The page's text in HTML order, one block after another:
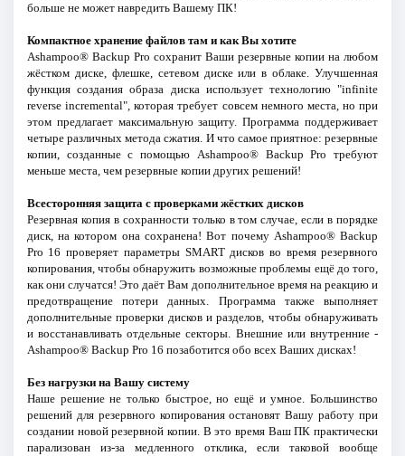
больше не может навредить Вашему ПК!
Компактное хранение файлов там и как Вы хотите
Ashampoo® Backup Pro сохранит Ваши резервные копии на любом
жёстком диске, флешке, сетевом диске или в облаке. Улучшенная
функция создания образа диска использует технологию "infinite
reverse incremental", которая требует совсем немного места, но при
этом предлагает максимальную защиту. Программа поддерживает
четыре различных метода сжатия. И что самое приятное: резервные
копии, созданные с помощью Ashampoo® Backup Pro требуют
меньше места, чем резервные копии других решений!
Всесторонняя защита с проверками жёстких дисков
Резервная копия в сохранности только в том случае, если в порядке
диск, на котором она сохранена! Вот почему Ashampoo® Backup
Pro 16 проверяет параметры SMART дисков во время резервного
копирования, чтобы обнаружить возможные проблемы ещё до того,
как они случатся! Это даёт Вам дополнительное время на реакцию и
предотвращение потери данных. Программа также выполняет
дополнительные проверки дисков и разделов, чтобы обнаруживать
и восстанавливать отдельные секторы. Внешние или внутренние -
Ashampoo® Backup Pro 16 позаботится обо всех Ваших дисках!
Без нагрузки на Вашу систему
Наше решение не только быстрое, но ещё и умное. Большинство
решений для резервного копирования остановят Вашу работу при
создании новой резервной копии. В это время Ваш ПК практически
парализован из-за медленного отклика, если таковой вообще